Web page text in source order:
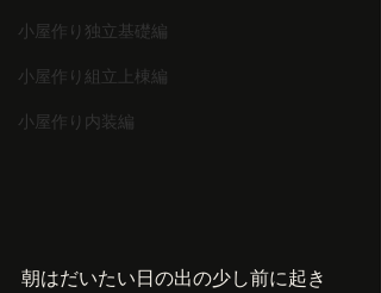
小屋作り独立基礎編
小屋作り組立上棟編
小屋作り内装編
朝はだいたい日の出の少し前に起き